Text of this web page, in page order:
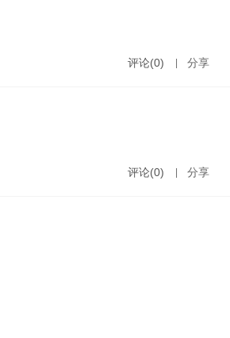
评论(0) 分享
评论(0) 分享